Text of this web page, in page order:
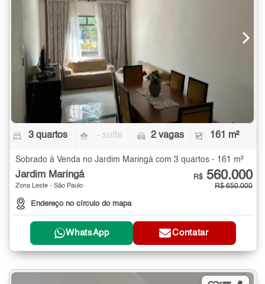
3 quartos - suíte 2 vagas 161 m²
Sobrado à Venda no Jardim Maringá com 3 quartos - 161 m²
Jardim Maringá
Zona Leste - São Paulo
Endereço no círculo do mapa
R$ 560.000
R$ 650.000
WhatsApp Contatar